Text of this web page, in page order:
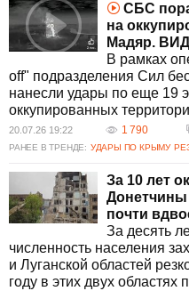
СБС
на
Мадяр.
В рамках
off" подразделения Сил
нанесли удары по еще 19
оккупированных
20.07.26 19:22 1 790
РАНЕЕ В ТРЕНДЕ: УДАРЫ ПО КРЫМУ
За 10 лет
почти
За десять
численность населения
и Луганской областей
году в этих двух областях